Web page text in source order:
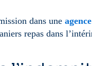
dans une
repas dans